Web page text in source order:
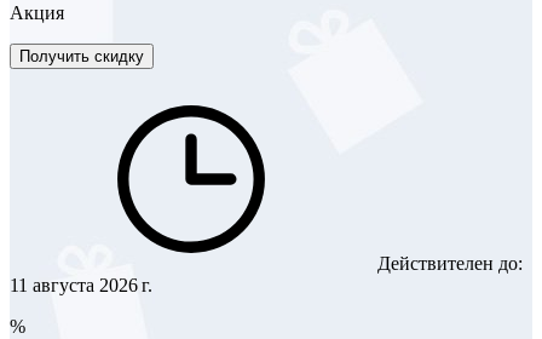
Акция
Получить скидку
Действителен до:
11 августа 2026 г.
%